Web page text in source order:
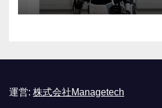
運営: 株式会社Managetech